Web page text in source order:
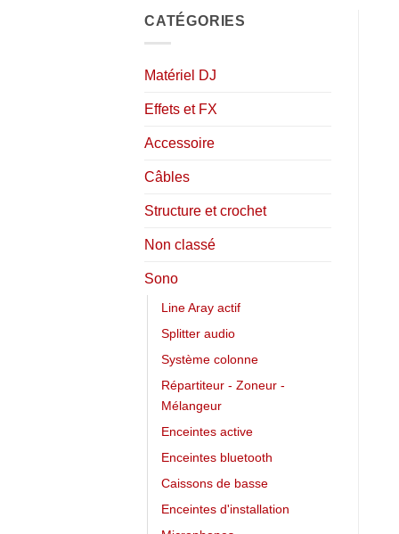
CATÉGORIES
Matériel DJ
Effets et FX
Accessoire
Câbles
Structure et crochet
Non classé
Sono
Line Aray actif
Splitter audio
Système colonne
Répartiteur - Zoneur -
Mélangeur
Enceintes active
Enceintes bluetooth
Caissons de basse
Enceintes d'installation